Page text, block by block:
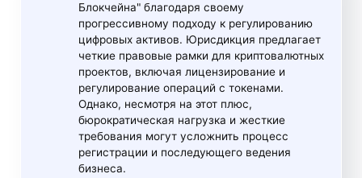
Блокчейна" благодаря своему
прогрессивному подходу к регулированию
цифровых активов. Юрисдикция предлагает
четкие правовые рамки для криптовалютных
проектов, включая лицензирование и
регулирование операций с токенами.
Однако, несмотря на этот плюс,
бюрократическая нагрузка и жесткие
требования могут усложнить процесс
регистрации и последующего ведения
бизнеса.